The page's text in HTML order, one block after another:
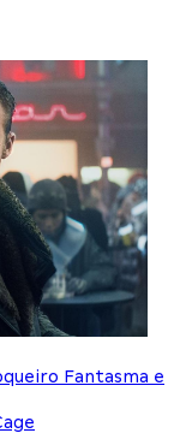
Fantasma e